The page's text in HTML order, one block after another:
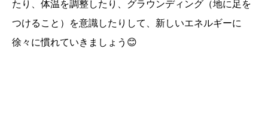
たり、体温を調整したり、グラウンディング（地に足を
つけること）を意識したりして、新しいエネルギーに
徐々に慣れていきましょう😊